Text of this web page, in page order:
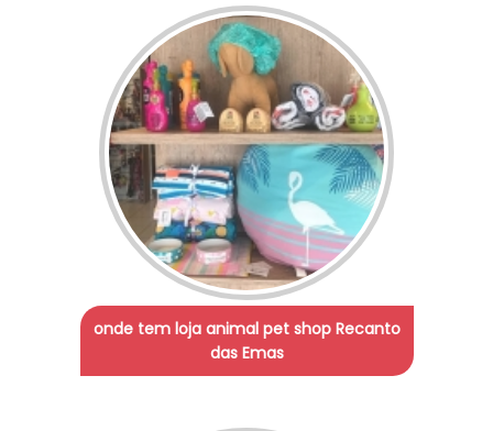
onde tem loja animal pet shop Recanto
das Emas